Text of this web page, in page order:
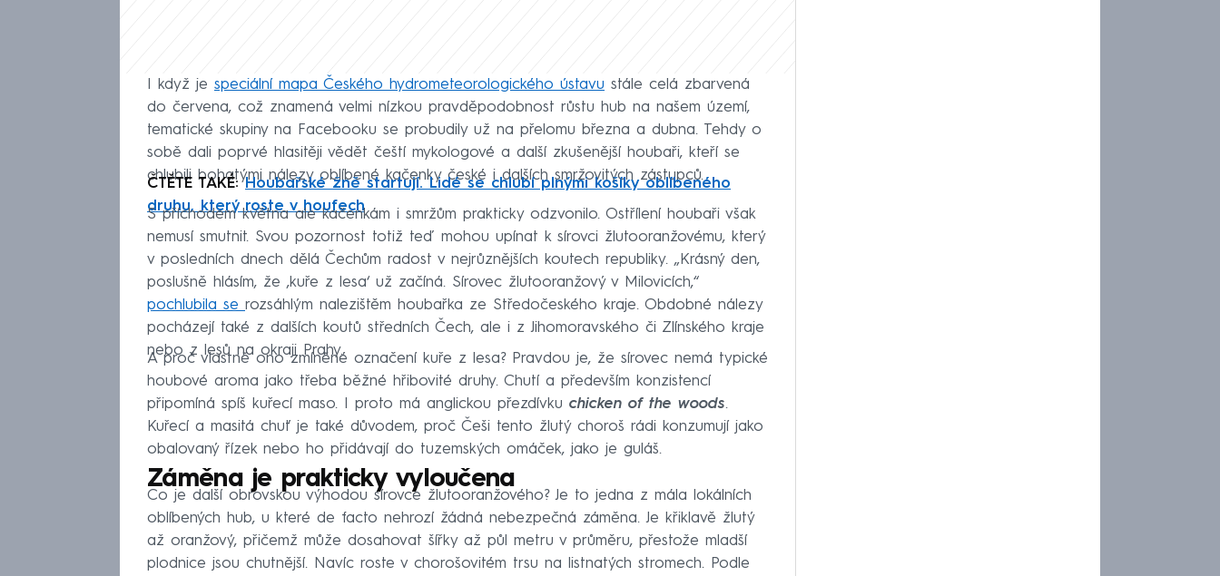
I když je speciální mapa Českého hydrometeorologického ústavu stále celá zbarvená
do červena, což znamená velmi nízkou pravděpodobnost růstu hub na našem území,
tematické skupiny na Facebooku se probudily už na přelomu března a dubna. Tehdy o
sobě dali poprvé hlasitěji vědět čeští mykologové a další zkušenější houbaři, kteří se
chlubili bohatými nálezy oblíbené kačenky české i dalších smržovitých zástupců.
ČTĚTE TAKÉ:Houbařské žně startují. Lidé se chlubí plnými košíky oblíbeného
druhu, který roste v houfech
S příchodem května ale kačenkám i smržům prakticky odzvonilo. Ostřílení houbaři však
nemusí smutnit. Svou pozornost totiž teď mohou upínat k sírovci žlutooranžovému, který
v posledních dnech dělá Čechům radost v nejrůznějších koutech republiky. „Krásný den,
poslušně hlásím, že ‚kuře z lesa‘ už začíná. Sírovec žlutooranžový v Milovicích,“
pochlubila se rozsáhlým nalezištěm houbařka ze Středočeského kraje. Obdobné nálezy
pocházejí také z dalších koutů středních Čech, ale i z Jihomoravského či Zlínského kraje
nebo z lesů na okraji Prahy.
A proč vlastně ono zmíněné označení kuře z lesa? Pravdou je, že sírovec nemá typické
houbové aroma jako třeba běžné hřibovité druhy. Chutí a především konzistencí
připomíná spíš kuřecí maso. I proto má anglickou přezdívku chicken of the woods.
Kuřecí a masitá chuť je také důvodem, proč Češi tento žlutý choroš rádi konzumují jako
obalovaný řízek nebo ho přidávají do tuzemských omáček, jako je guláš.
Záměna je prakticky vyloučena
Co je další obrovskou výhodou sírovce žlutooranžového? Je to jedna z mála lokálních
oblíbených hub, u které de facto nehrozí žádná nebezpečná záměna. Je křiklavě žlutý
až oranžový, přičemž může dosahovat šířky až půl metru v průměru, přestože mladší
plodnice jsou chutnější. Navíc roste v chorošovitém trsu na listnatých stromech. Podle